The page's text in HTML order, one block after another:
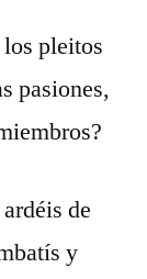
pleitos
pasiones,
de
y